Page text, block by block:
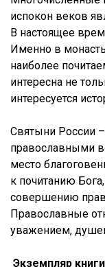
испокон веков
В настоящее
Именно в
наиболее
интересна не
интересуется
Святыни России
православными
место
к почитанию
совершению
Православные
уважением,
Экземпляр книги